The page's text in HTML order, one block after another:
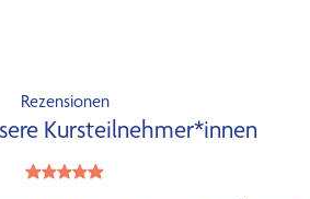
Rezensionen
Kursteilnehmer*innen